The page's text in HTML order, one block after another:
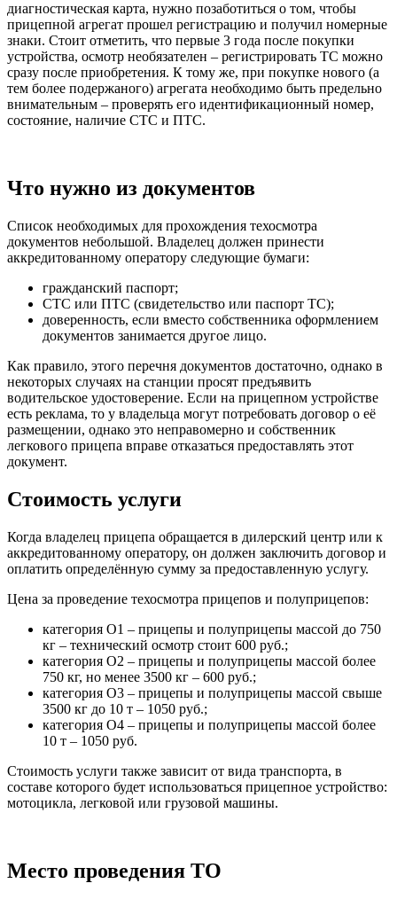
диагностическая карта, нужно позаботиться о том, чтобы
прицепной агрегат прошел регистрацию и получил номерные
знаки. Стоит отметить, что первые 3 года после покупки
устройства, осмотр необязателен – регистрировать ТС можно
сразу после приобретения. К тому же, при покупке нового (а
тем более подержаного) агрегата необходимо быть предельно
внимательным – проверять его идентификационный номер,
состояние, наличие СТС и ПТС.
Что нужно из документов
Список необходимых для прохождения техосмотра
документов небольшой. Владелец должен принести
аккредитованному оператору следующие бумаги:
гражданский паспорт;
СТС или ПТС (свидетельство или паспорт ТС);
доверенность, если вместо собственника оформлением
документов занимается другое лицо.
Как правило, этого перечня документов достаточно, однако в
некоторых случаях на станции просят предъявить
водительское удостоверение. Если на прицепном устройстве
есть реклама, то у владельца могут потребовать договор о её
размещении, однако это неправомерно и собственник
легкового прицепа вправе отказаться предоставлять этот
документ.
Стоимость услуги
Когда владелец прицепа обращается в дилерский центр или к
аккредитованному оператору, он должен заключить договор и
оплатить определённую сумму за предоставленную услугу.
Цена за проведение техосмотра прицепов и полуприцепов:
категория О1 – прицепы и полуприцепы массой до 750
кг – технический осмотр стоит 600 руб.;
категория О2 – прицепы и полуприцепы массой более
750 кг, но менее 3500 кг – 600 руб.;
категория О3 – прицепы и полуприцепы массой свыше
3500 кг до 10 т – 1050 руб.;
категория О4 – прицепы и полуприцепы массой более
10 т – 1050 руб.
Стоимость услуги также зависит от вида транспорта, в
составе которого будет использоваться прицепное устройство:
мотоцикла, легковой или грузовой машины.
Место проведения ТО